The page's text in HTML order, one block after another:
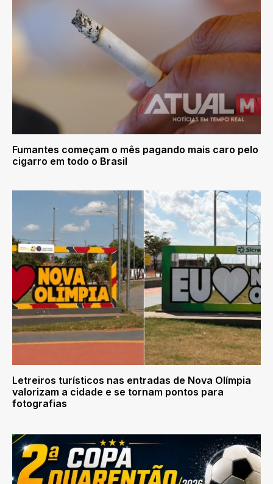
Fumantes começam o mês pagando mais caro pelo
cigarro em todo o Brasil
Letreiros turísticos nas entradas de Nova Olímpia
valorizam a cidade e se tornam pontos para
fotografias